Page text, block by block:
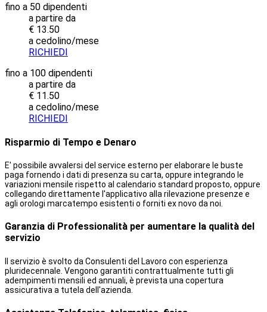
fino a 50 dipendenti
a partire da
€ 13.50
a cedolino/mese
RICHIEDI
fino a 100 dipendenti
a partire da
€ 11.50
a cedolino/mese
RICHIEDI
Risparmio di Tempo e Denaro
E' possibile avvalersi del service esterno per elaborare le buste
paga fornendo i dati di presenza su carta, oppure integrando le
variazioni mensile rispetto al calendario standard proposto, oppure
collegando direttamente l'applicativo alla rilevazione presenze e
agli orologi marcatempo esistenti o forniti ex novo da noi.
Garanzia di Professionalità per aumentare la qualità del
servizio
Il servizio è svolto da Consulenti del Lavoro con esperienza
pluridecennale. Vengono garantiti contrattualmente tutti gli
adempimenti mensili ed annuali, è prevista una copertura
assicurativa a tutela dell'azienda.